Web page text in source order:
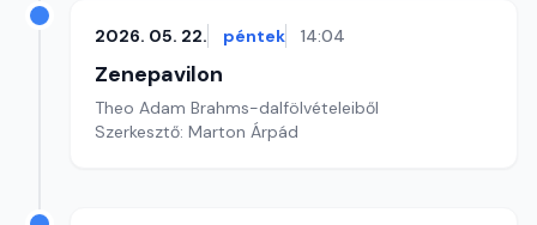
2026. 05. 22. péntek 14:04
Zenepavilon
Theo Adam Brahms-dalfölvételeiből
Szerkesztő: Marton Árpád